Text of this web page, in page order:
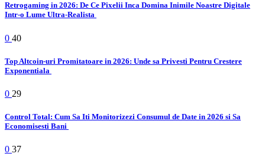
Retrogaming in 2026: De Ce Pixelii Inca Domina Inimile Noastre Digitale
Intr-o Lume Ultra-Realista
0 40
Top Altcoin-uri Promitatoare in 2026: Unde sa Privesti Pentru Crestere
Exponentiala
0 29
Control Total: Cum Sa Iti Monitorizezi Consumul de Date in 2026 si Sa
Economisesti Bani
0 37